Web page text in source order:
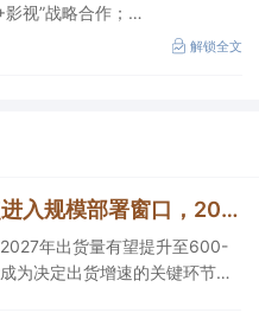
视”战略合作；
智能超级工厂，机构看好产业
和先进封装环节延伸，这家公司
来最快增速。
解锁全文
【金牌纪要库】国产超节点进入规模部署窗口，2027年出货量有望提升至600-1200套，晶圆制造、先进封装可能成为决定出货增速的关键环节
年出货量有望提升至600-
为决定出货增速的关键环节；